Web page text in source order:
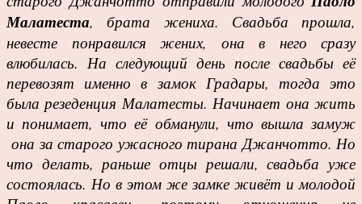
Малатеста, брата жениха. Свадьба прошла,
невесте понравился жених, она в него сразу
влюбилась. На следующий день после свадьбы её
перевозят именно в замок Градары, тогда это
была резеденция Малатесты. Начинает она жить
и понимает, что её обманули, что вышла замуж
она за старого ужасного тирана Джанчотто. Но
что делать, раньше отцы решали, свадьба уже
состоялась. Но в этом же замке живёт и молодой